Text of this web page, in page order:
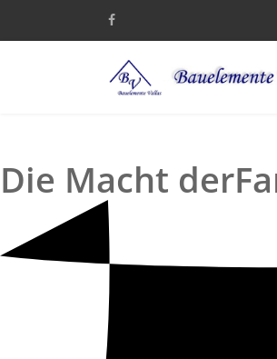
Die Macht der